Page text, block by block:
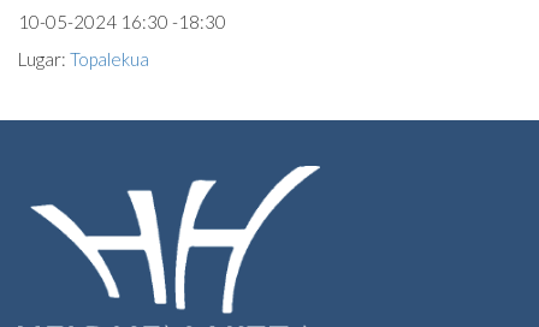
10-05-2024 16:30 -18:30
Lugar: Topalekua